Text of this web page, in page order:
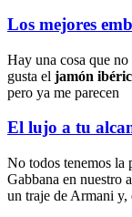
Los mejores
Hay una cosa que
gusta el jamón
pero ya me parecen
El lujo a tu
No todos tenemos la
Gabbana en nuestro
un traje de Armani y,